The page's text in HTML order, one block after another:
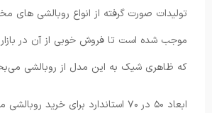
تولیدات صورت گرفته از انواع روبالشی های
موجب شده است تا فروش خوبی از آن در بازار
که ظاهری شیک به این مدل از روبالشی
ابعاد ۵۰ در ۷۰ استاندارد برای خرید